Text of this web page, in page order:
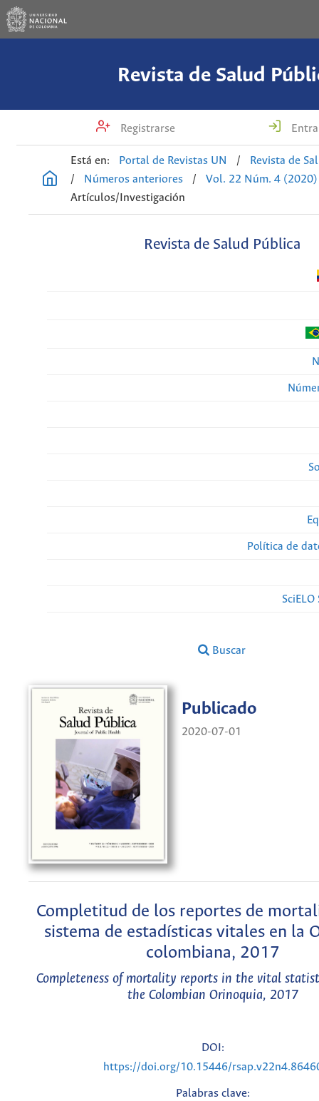
Revista de Salud
Registrarse
Está en: Portal de Revistas UN /
Revista de
/
Números anteriores /
Vol. 22 Núm. 4 (2020)
Artículos/Investigación
Revista de Salud Pública
Política de
Buscar
Publicado
2020-07-01
Completitud de los reportes de
sistema de estadísticas vitales en la
colombiana, 2017
Completeness of mortality reports in the vital
the Colombian Orinoquia, 2017
DOI:
https://doi.org/10.15446/
Palabras clave: